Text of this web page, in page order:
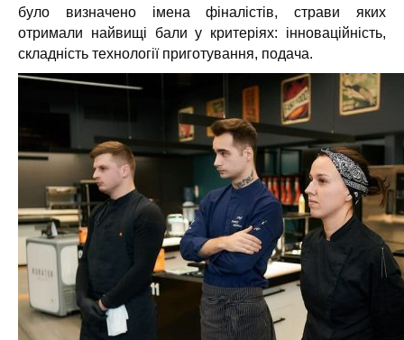
було визначено імена фіналістів, страви яких
отримали найвищі бали у критеріях: інноваційність,
складність технології приготування, подача.